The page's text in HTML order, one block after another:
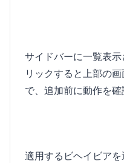
サイドバーに一覧表
リックすると上部の
で、追加前に動作を確
適用するビヘイビア